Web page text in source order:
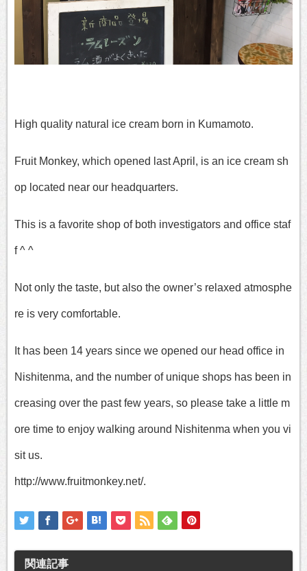
High quality natural ice cream born in Kumamoto.
Fruit Monkey, which opened last April, is an ice cream sh
op located near our headquarters.
This is a favorite shop of both investigators and office staf
f ^ ^
Not only the taste, but also the owner’s relaxed atmosphe
re is very comfortable.
It has been 14 years since we opened our head office in
Nishitenma, and the number of unique shops has been in
creasing over the past few years, so please take a little m
ore time to enjoy walking around Nishitenma when you vi
sit us.
http://www.fruitmonkey.net/.
関連記事